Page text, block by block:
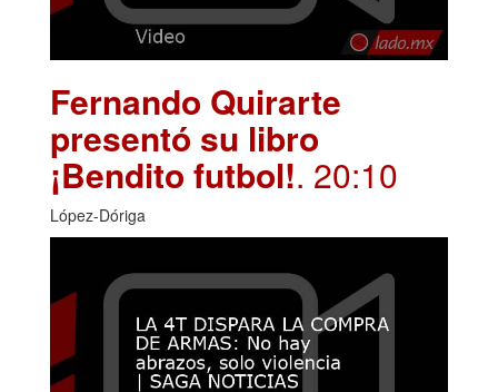
Fernando Quirarte
presentó su libro
¡Bendito futbol!. 20:10
López-Dóriga